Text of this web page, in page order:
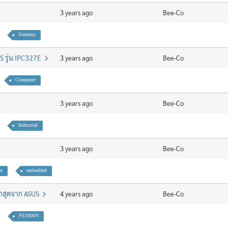
3 years ago Bee-Co
Siemens
รุ่น IPC327E 3 years ago Bee-Co
Computer
3 years ago Bee-Co
Industrial
3 years ago Bee-Co
embedded
ดจาก ASUS 4 years ago Bee-Co
PE1000N